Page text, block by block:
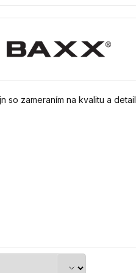
so zameraním na kvalitu a detail